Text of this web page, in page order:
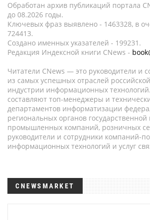
Обработан архив публикаций портала
до 08.2026 годы.
Ключевых фраз выявлено - 1463328, в
724413.
Создано именных указателей - 199231.
Редакция Индексной книги CNews -
Читатели CNews — это руководители и
из самых успешных отраслей
индустрии информационных
составляют топ-менеджеры и
департаментов информатизации
региональных органов государственной
промышленных компаний, розничных
руководители и сотрудники компаний-
информационных технологий и услуг
CNEWSMARKET